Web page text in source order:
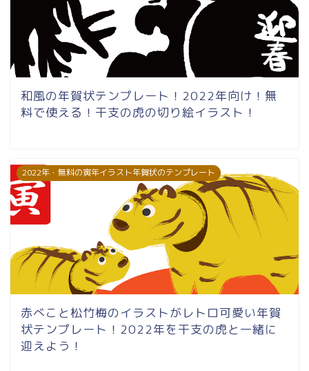
和風の年賀状テンプレート！2022年向け！無
料で使える！干支の虎の切り絵イラスト！
2022年・無料の寅年イラスト年賀状のテンプレート
赤べこと松竹梅のイラストがレトロ可愛い年賀
状テンプレート！2022年を干支の虎と一緒に
迎えよう！